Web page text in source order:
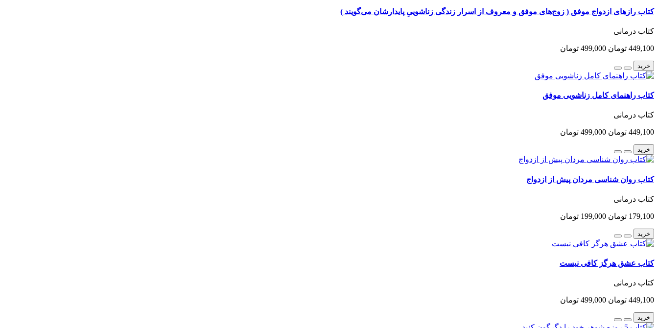
کتاب رازهای ازدواج موفق ( زوج‌های موفق و معروف از اسرار زندگی زناشوییِ پایدارشان می‌گویند )
کتاب درمانی
449,100 تومان 499,000 تومان
خرید
کتاب راهنمای کامل زناشویی موفق
کتاب درمانی
449,100 تومان 499,000 تومان
خرید
کتاب روان شناسی مردان پیش از ازدواج
کتاب درمانی
179,100 تومان 199,000 تومان
خرید
کتاب عشق هرگز کافی نیست
کتاب درمانی
449,100 تومان 499,000 تومان
خرید